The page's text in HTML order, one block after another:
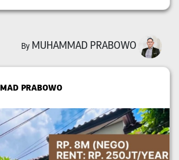
By MUHAMMAD PRABOWO
PRABOWO